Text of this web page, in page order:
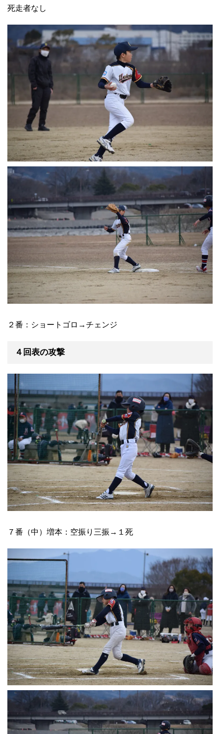
死走者なし
２番：ショートゴロ→チェンジ
４回表の攻撃
７番（中）増本：空振り三振→１死